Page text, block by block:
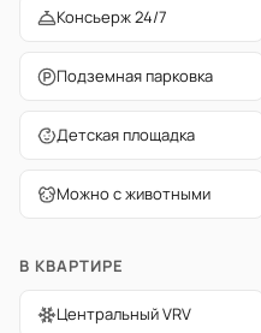
Консьерж 24/7
Подземная парковка
Детская площадка
Можно с животными
В КВАРТИРЕ
Центральный VRV